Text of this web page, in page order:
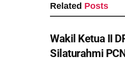
Related Posts
Wakil Ketua II
Silaturahmi